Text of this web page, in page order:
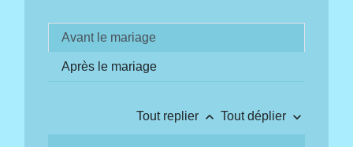
Avant le mariage
Après le mariage
Tout replier keyboard_arrow_up Tout déplier keyboard_arrow_down